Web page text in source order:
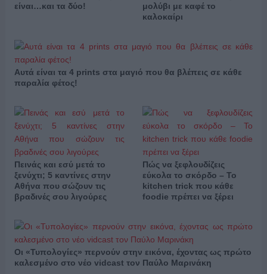
είναι…και τα δύο!
μολύβι με καφέ το
καλοκαίρι
Αυτά είναι τα 4 prints στα μαγιό που θα βλέπεις σε κάθε
παραλία φέτος!
Πεινάς και εσύ μετά το
ξενύχτι; 5 καντίνες στην
Αθήνα που σώζουν τις
βραδινές σου λιγούρες
Πώς να ξεφλουδίζεις
εύκολα το σκόρδο – Το
kitchen trick που κάθε
foodie πρέπει να ξέρει
Οι «Τυπολογίες» περνούν στην εικόνα, έχοντας ως πρώτο
καλεσμένο στο νέο vidcast τον Παύλο Μαρινάκη